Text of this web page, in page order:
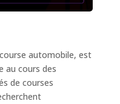
automobile, est
au cours des
de courses